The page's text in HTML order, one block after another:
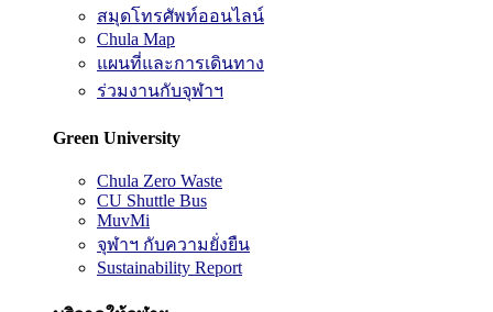
สมุดโทรศัพท์ออนไลน์
Chula Map
แผนที่และการเดินทาง
ร่วมงานกับจุฬาฯ
Green University
Chula Zero Waste
CU Shuttle Bus
MuvMi
จุฬาฯ กับความยั่งยืน
Sustainability Report